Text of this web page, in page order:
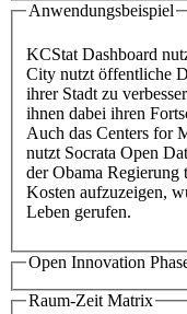
Anwendungsbeispiel
KCStat Dashboard
City nutzt öffentliche
ihrer Stadt zu
ihnen dabei ihren
Auch das Centers for
nutzt Socrata Open
der Obama Regierung
Kosten aufzuzeigen,
Leben gerufen.
Open Innovation
Raum-Zeit Matrix